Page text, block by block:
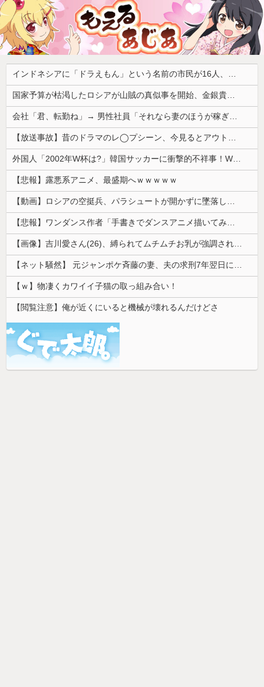
インドネシアに「ドラえもん」という名前の市民が16人、「のび太」は181人
国家予算が枯渇したロシアが山賊の真似事を開始、金銀貴金属じゃなくて自動車とかってところがリアリティありすぎる……
会社「君、転勤ね」→ 男性社員「それなら妻のほうが稼ぎいいんで辞めます」⇒ 結果・・・
【放送事故】昔のドラマのレ◯プシーン、今見るとアウトすぎる・・・
外国人「2002年W杯は?」韓国サッカーに衝撃的不祥事！W杯予選でレフリーへの性的接待発覚！海外騒然！【海外の反応】
【悲報】露悪系アニメ、最盛期へｗｗｗｗｗ
【動画】ロシアの空挺兵、パラシュートが開かずに墜落してしまう。
【悲報】ワンダンス作者「手書きでダンスアニメ描いてみました」←アニメの当てつけにしか見えないと話題に
【画像】吉川愛さん(26)、縛られてムチムチお乳が強調されてしまう
【ネット騒然】 元ジャンポケ斉藤の妻、夫の求刑7年翌日にインスタ更新！その内容がガチでヤバすぎる…
【ｗ】物凄くカワイイ子猫の取っ組み合い！
【閲覧注意】俺が近くにいると機械が壊れるんだけどさ